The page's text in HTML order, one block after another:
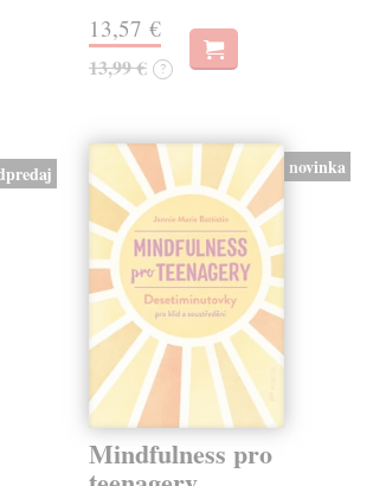
13,57 €
13,99 € ?
novinka
Mindfulness pro